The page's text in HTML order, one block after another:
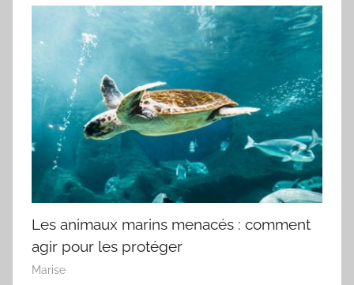
Les animaux marins menacés : comment
agir pour les protéger
Marise